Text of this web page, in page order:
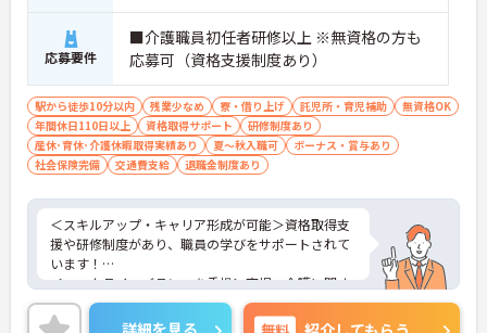
応募要件
■介護職員初任者研修以上 ※無資格の方も
応募可（資格支援制度あり）
駅から徒歩10分以内 残業少なめ 寮・借り上げ 託児所・育児補助
無資格OK
年間休日110日以上
資格取得サポート
研修制度あり
産休･育休･介護休暇取得実績あり
夏～秋入職可
ボーナス・賞与あり
社会保険完備
交通費支給 退職金制度あり
＜スキルアップ・キャリア形成が可能＞資格取得支
援や研修制度があり、職員の学びをサポートされて
います！
＜ワークライフバランスを重視＞育児・介護に関す
る制度や社宅制度、各種手当など、長く安心して働
きやすい環境が整っています。
詳細を見る